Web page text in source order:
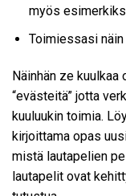
myös
Toimiessasi näin
Näinhän ze
“evästeitä” jotta
kuuluukin toimia.
kirjoittama opas
mistä lautapelien
lautapelit ovat